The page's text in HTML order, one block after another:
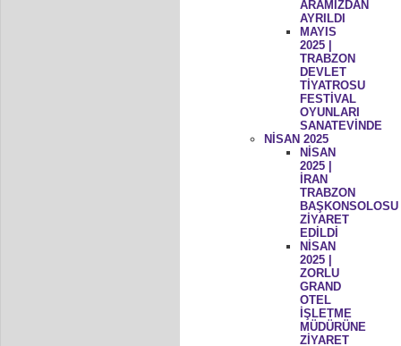
ARAMIZDAN
AYRILDI
MAYIS
2025 |
TRABZON
DEVLET
TİYATROSU
FESTİVAL
OYUNLARI
SANATEVİNDE
NİSAN 2025
NİSAN
2025 |
İRAN
TRABZON
BAŞKONSOLOSU
ZİYARET
EDİLDİ
NİSAN
2025 |
ZORLU
GRAND
OTEL
İŞLETME
MÜDÜRÜNE
ZİYARET